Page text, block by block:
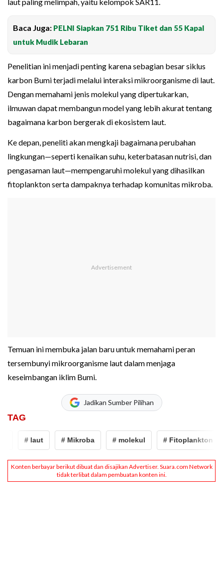
Baca Juga: PELNI Siapkan 751 Ribu Tiket dan 55 Kapal
untuk Mudik Lebaran
Penelitian ini menjadi penting karena sebagian besar siklus
karbon Bumi terjadi melalui interaksi mikroorganisme di laut.
Dengan memahami jenis molekul yang dipertukarkan,
ilmuwan dapat membangun model yang lebih akurat tentang
bagaimana karbon bergerak di ekosistem laut.
Ke depan, peneliti akan mengkaji bagaimana perubahan
lingkungan—seperti kenaikan suhu, keterbatasan nutrisi, dan
pengasaman laut—mempengaruhi molekul yang dihasilkan
fitoplankton serta dampaknya terhadap komunitas mikroba.
Temuan ini membuka jalan baru untuk memahami peran
tersembunyi mikroorganisme laut dalam menjaga
keseimbangan iklim Bumi.
Jadikan Sumber Pilihan
TAG
# laut # Mikroba # molekul # Fitoplankton